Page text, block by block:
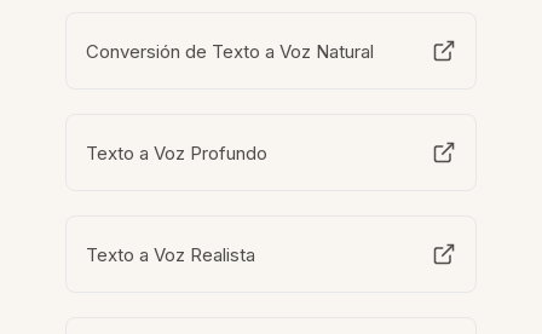
Conversión de Texto a Voz Natural
Texto a Voz Profundo
Texto a Voz Realista